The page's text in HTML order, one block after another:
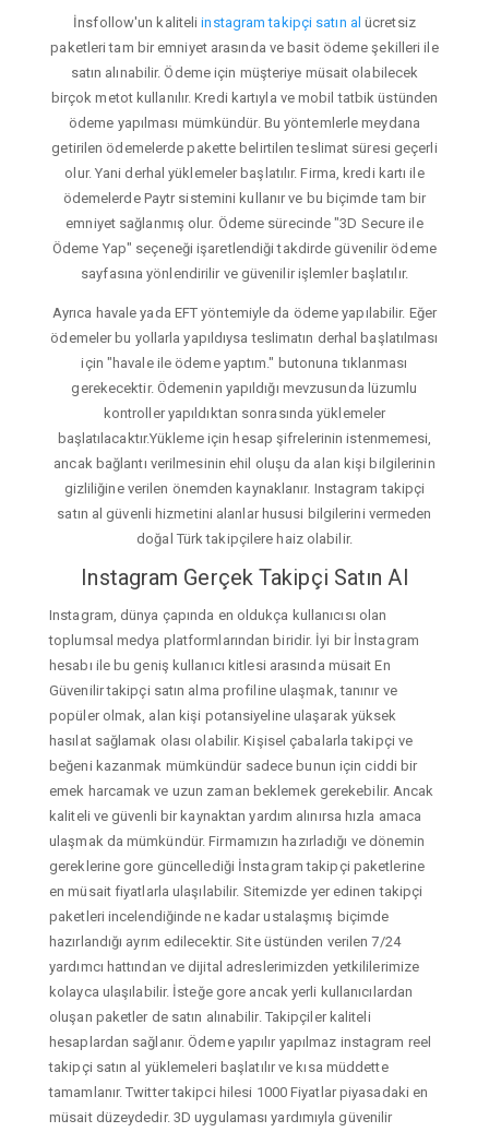
İnsfollow'un kaliteliinstagram takipçi satın al ücretsiz
paketleri tam bir emniyet arasında ve basit ödeme şekilleri ile
satın alınabilir. Ödeme için müşteriye müsait olabilecek
birçok metot kullanılır. Kredi kartıyla ve mobil tatbik üstünden
ödeme yapılması mümkündür. Bu yöntemlerle meydana
getirilen ödemelerde pakette belirtilen teslimat süresi geçerli
olur. Yani derhal yüklemeler başlatılır. Firma, kredi kartı ile
ödemelerde Paytr sistemini kullanır ve bu biçimde tam bir
emniyet sağlanmış olur. Ödeme sürecinde "3D Secure ile
Ödeme Yap" seçeneği işaretlendiği takdirde güvenilir ödeme
sayfasına yönlendirilir ve güvenilir işlemler başlatılır.
Ayrıca havale yada EFT yöntemiyle da ödeme yapılabilir. Eğer
ödemeler bu yollarla yapıldıysa teslimatın derhal başlatılması
için "havale ile ödeme yaptım." butonuna tıklanması
gerekecektir. Ödemenin yapıldığı mevzusunda lüzumlu
kontroller yapıldıktan sonrasında yüklemeler
başlatılacaktır.Yükleme için hesap şifrelerinin istenmemesi,
ancak bağlantı verilmesinin ehil oluşu da alan kişi bilgilerinin
gizliliğine verilen önemden kaynaklanır. Instagram takipçi
satın al güvenli hizmetini alanlar hususi bilgilerini vermeden
doğal Türk takipçilere haiz olabilir.
Instagram Gerçek Takipçi Satın Al
Instagram, dünya çapında en oldukça kullanıcısı olan
toplumsal medya platformlarından biridir. İyi bir İnstagram
hesabı ile bu geniş kullanıcı kitlesi arasında müsait En
Güvenilir takipçi satın alma profiline ulaşmak, tanınır ve
popüler olmak, alan kişi potansiyeline ulaşarak yüksek
hasılat sağlamak olası olabilir. Kişisel çabalarla takipçi ve
beğeni kazanmak mümkündür sadece bunun için ciddi bir
emek harcamak ve uzun zaman beklemek gerekebilir. Ancak
kaliteli ve güvenli bir kaynaktan yardım alınırsa hızla amaca
ulaşmak da mümkündür. Firmamızın hazırladığı ve dönemin
gereklerine gore güncellediği İnstagram takipçi paketlerine
en müsait fiyatlarla ulaşılabilir. Sitemizde yer edinen takipçi
paketleri incelendiğinde ne kadar ustalaşmış biçimde
hazırlandığı ayrım edilecektir. Site üstünden verilen 7/24
yardımcı hattından ve dijital adreslerimizden yetkililerimize
kolayca ulaşılabilir. İsteğe gore ancak yerli kullanıcılardan
oluşan paketler de satın alınabilir. Takipçiler kaliteli
hesaplardan sağlanır. Ödeme yapılır yapılmaz instagram reel
takipçi satın al yüklemeleri başlatılır ve kısa müddette
tamamlanır. Twitter takipci hilesi 1000 Fiyatlar piyasadaki en
müsait düzeydedir. 3D uygulaması yardımıyla güvenilir